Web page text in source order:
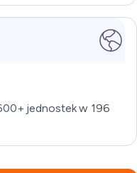
jednostek w 196